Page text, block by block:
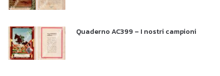
Quaderno AC399 – I nostri campioni